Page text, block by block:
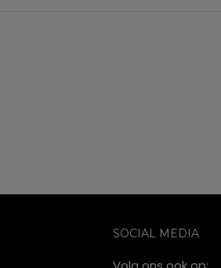
SOCIAL MEDIA